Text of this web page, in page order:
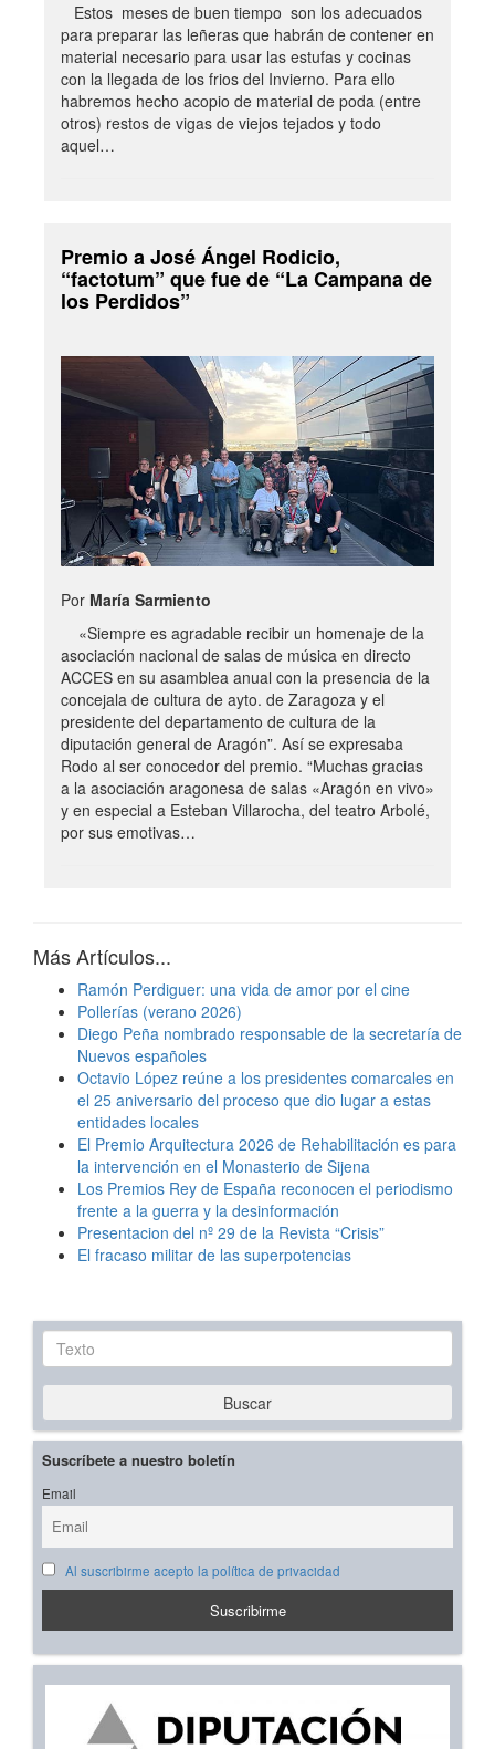
Estos meses de buen tiempo son los adecuados
para preparar las leñeras que habrán de contener en
material necesario para usar las estufas y cocinas
con la llegada de los frios del Invierno. Para ello
habremos hecho acopio de material de poda (entre
otros) restos de vigas de viejos tejados y todo
aquel…
Premio a José Ángel Rodicio,
“factotum” que fue de “La Campana de
los Perdidos”
Por María Sarmiento
«Siempre es agradable recibir un homenaje de la
asociación nacional de salas de música en directo
ACCES en su asamblea anual con la presencia de la
concejala de cultura de ayto. de Zaragoza y el
presidente del departamento de cultura de la
diputación general de Aragón”. Así se expresaba
Rodo al ser conocedor del premio. “Muchas gracias
a la asociación aragonesa de salas «Aragón en vivo»
y en especial a Esteban Villarocha, del teatro Arbolé,
por sus emotivas…
Más Artículos...
Ramón Perdiguer: una vida de amor por el cine
Pollerías (verano 2026)
Diego Peña nombrado responsable de la secretaría de
Nuevos españoles
Octavio López reúne a los presidentes comarcales en
el 25 aniversario del proceso que dio lugar a estas
entidades locales
El Premio Arquitectura 2026 de Rehabilitación es para
la intervención en el Monasterio de Sijena
Los Premios Rey de España reconocen el periodismo
frente a la guerra y la desinformación
Presentacion del nº 29 de la Revista “Crisis”
El fracaso militar de las superpotencias
Texto
Buscar
Suscríbete a nuestro boletín
Email
Al suscribirme acepto la política de privacidad